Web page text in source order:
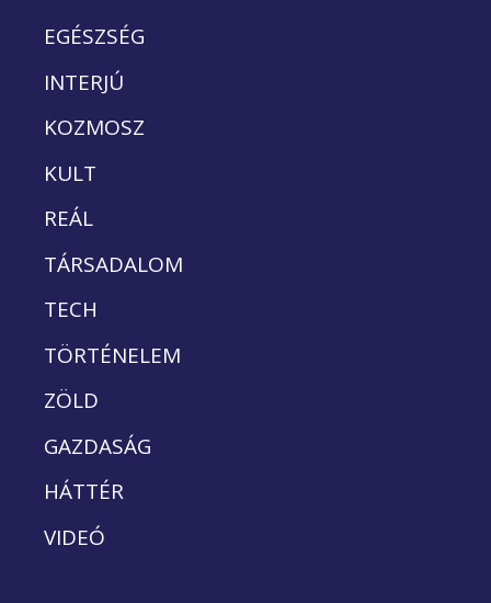
EGÉSZSÉG
INTERJÚ
KOZMOSZ
KULT
REÁL
TÁRSADALOM
TECH
TÖRTÉNELEM
ZÖLD
GAZDASÁG
HÁTTÉR
VIDEÓ